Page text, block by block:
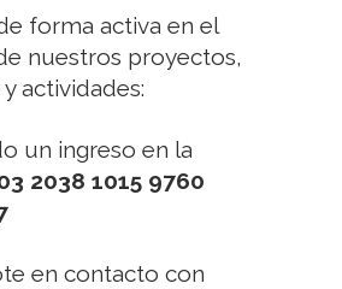
forma activa en el
nuestros proyectos,
actividades:
un ingreso en la
2038 1015 9760
en contacto con